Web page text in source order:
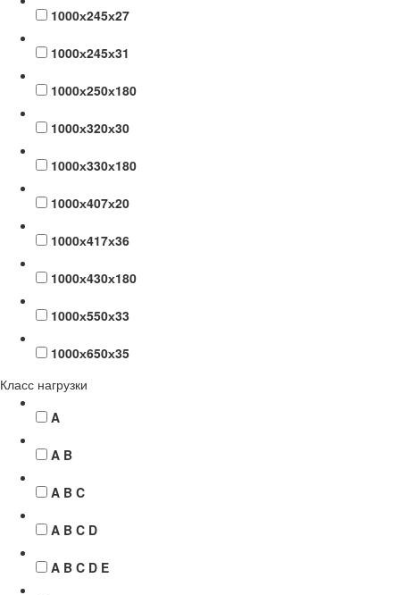
1000х245х27
1000х245х31
1000х250х180
1000х320х30
1000х330х180
1000х407х20
1000х417х36
1000х430х180
1000х550х33
1000х650х35
Класс нагрузки
A
A B
A B C
A B C D
A B C D E